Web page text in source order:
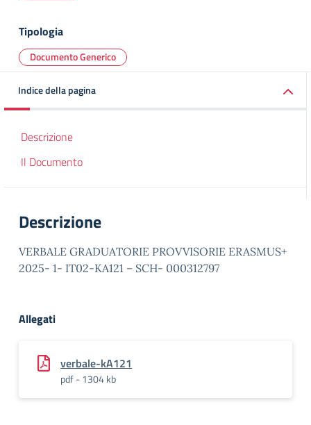
Tipologia
Documento Generico
Indice della pagina
Descrizione
Il Documento
Descrizione
VERBALE GRADUATORIE PROVVISORIE ERASMUS+
2025- 1- IT02-KA121 – SCH- 000312797
Allegati
verbale-kA121
pdf - 1304 kb